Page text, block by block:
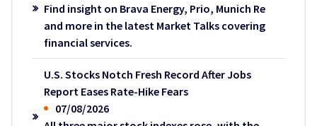
Find insight on Brava Energy, Prio, Munich Re
and more in the latest Market Talks covering
financial services.
U.S. Stocks Notch Fresh Record After Jobs
Report Eases Rate-Hike Fears
07/08/2026